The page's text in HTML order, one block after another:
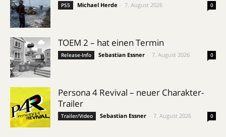
PS5 Michael Herde 7. August 2026 0
TOEM 2 – hat einen Termin
Release-Info Sebastian Essner 7. August 2026 0
Persona 4 Revival – neuer Charakter-
Trailer
Trailer/Video Sebastian Essner 7. August 2026 0